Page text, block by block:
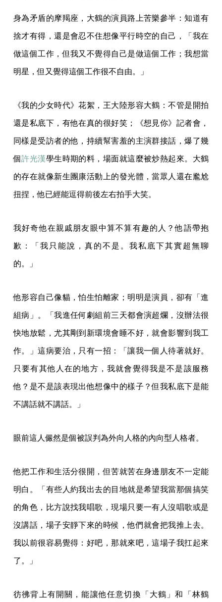
身為矛盾的摩羯座，大鶴的演員路上苦樂參半：知道有
捨才有得，還是會忍不住想像平行時空的自己，「我在
做這個工作，但我又不覺得自己是做這個工作；我想當
明星，但又覺得這個工作很不自由。」
《我的少女時代》花絮，王大陸形容大鶴：不管是開拍
還是私底下，有他在真的很好笑；《想見你》記者會，
同樣是受訪者的他，持續幫害羞的主演群接話，爆了幾
個許光漢學生時期的料，場面就這麼被炒熱起來。大鶴
的存在就像新生團康活動上的發光體，當眾人還在尷尬
扭捏，他已經能逗得前後左右拍手大笑。
我好奇他在親戚朋友眼中算不算有趣的人？他語帶抱
歉：「我只能說，真的不是。我私底下其實超無聊
的。」
他形容自己像貓，怕生怕離家；明明是演員，卻有「進
組病」。「我進任何劇組前三天都會演超爛，沒辦法很
快地放鬆，尤其剛到新環境會睡不好，就會影響到我工
作。」這病要治，只有一招：「讓我一個人待著就好。
只要有其他人在的地方，我就會覺得我是不是該服務
他？是不是該表現出他想像中的樣子？但我私底下是能
不講話就不講話。」
眼前這人儼然是個被誤判為外向人格的內向型人格者。
他把工作和生活分很開，但苦就苦在身邊朋友不一定能
明白。「有些人約我出去的目地就是希望我當那個搞笑
的角色，比方說找我唱歌，現場只要一有人沒唱歌或是
沒講話，場子安靜下來的時候，他們就會把我推上去。
我以前很容易覺得：好吧，那就來吧，這場子我扛起來
了。」
彷彿背上有開關，能讓他任意切換「大鶴」和「林鶴